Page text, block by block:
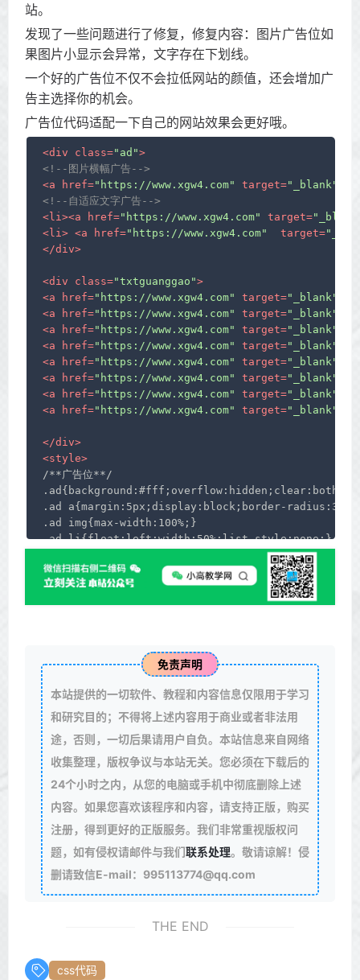
站。
发现了一些问题进行了修复，修复内容：图片广告位如
果图片小显示会异常，文字存在下划线。
一个好的广告位不仅不会拉低网站的颜值，还会增加广
告主选择你的机会。
广告位代码适配一下自己的网站效果会更好哦。
<div class="ad">
<!--图片横幅广告-->
<a href="https://www.xgw4.com" target="_blank"
<!--自适应文字广告-->
< li ><a href="https://www.xgw4.com" target=
< li > <a href="https://www.xgw4.com" target=
</div>
<div class="txtguanggao">
<a href="https://www.xgw4.com" target="_blank"
<a href="https://www.xgw4.com" target="_blank"
<a href="https://www.xgw4.com" target="_blank"
<a href="https://www.xgw4.com" target="_blank"
<a href="https://www.xgw4.com" target="_blank"
<a href="https://www.xgw4.com" target="_blank"
<a href="https://www.xgw4.com" target="_blank"
<a href="https://www.xgw4.com" target="_blank"
</div>
<style>
/**广告位**/
.ad a{margin:5px;display:block;border-
.ad img{max-width:100%;}
.ad li{float:left;width:50%;list-style:none;}
.ad{margin: 0 0 10px 0;}
.ad li{width:100%;}
}
    overflow: hidden;
    box-shadow: 0 1px 2px 0 rgba(0,0,0,.05);
.txtguanggao a{
    width: calc((100% - 20px) / 4);
    float: left;
    border-radius: 2px;
    height: 35.35px;
    text-align: center;
    font-size: 14px;
    color: #fff;
    display: inline-block;
    background-color: rgb(255, 153, 159);
.txtguanggao a:nth-child(1) {
免责声明
本站提供的一切软件、教程和内容信息仅限用于学习
和研究目的；不得将上述内容用于商业或者非法用
途，否则，一切后果请用户自负。本站信息来自网络
收集整理，版权争议与本站无关。您必须在下载后的
24个小时之内，从您的电脑或手机中彻底删除上述
内容。如果您喜欢该程序和内容，请支持正版，购买
注册，得到更好的正版服务。我们非常重视版权问
题，如有侵权请邮件与我们联系处理。敬请谅解！侵
删请致信E-mail：995113774@qq.com
THE END
css代码